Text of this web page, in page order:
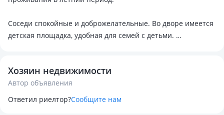
Соседи спокойные и доброжелательные. Во дворе имеется
детская площадка, удобная для семей с детьми.
вместительный угловой шифоньер. Установлена
качественная входная дверь «Бульдорс».
Хозяин недвижимости
Автор объявления
Ответил риелтор?Сообщите нам